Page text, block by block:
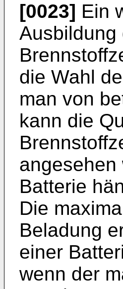
[0023] Ein
Ausbildung
die Wahl
man von
kann die
angesehen
Batterie
Die
Beladung
einer
wenn der